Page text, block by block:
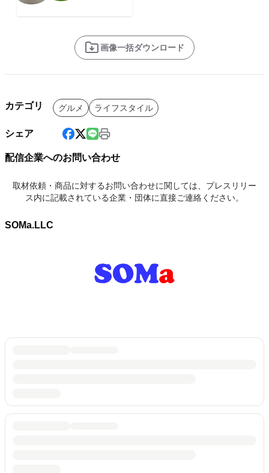
画像一括ダウンロード
カテゴリ グルメ ライフスタイル
シェア
配信企業へのお問い合わせ
取材依頼・商品に対するお問い合わせに関しては、プレスリリー
ス内に記載されている企業・団体に直接ご連絡ください。
SOMa.LLC